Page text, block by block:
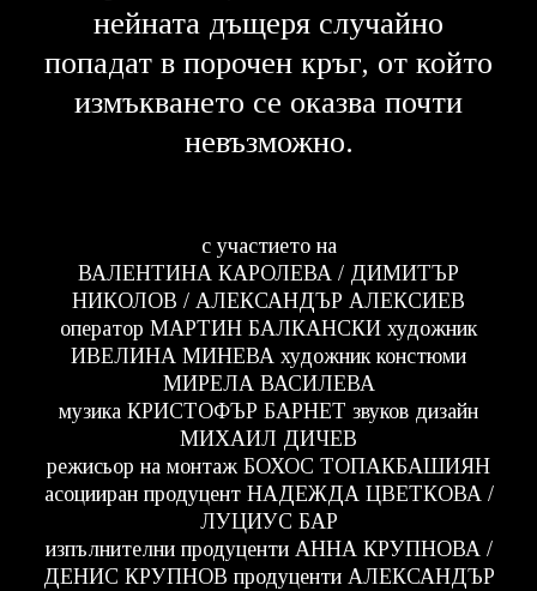
нейната дъщеря случайно
попадат в порочен кръг, от който
измъкването се оказва почти
невъзможно.
с участието на
ВАЛЕНТИНА КАРОЛЕВА / ДИМИТЪР
НИКОЛОВ / АЛЕКСАНДЪР АЛЕКСИЕВ
оператор МАРТИН БАЛКАНСКИ художник
ИВЕЛИНА МИНЕВА художник констюми
МИРЕЛА ВАСИЛЕВА
музика КРИСТОФЪР БАРНЕТ звуков дизайн
МИХАИЛ ДИЧЕВ
режисьор на монтаж БОХОС ТОПАКБАШИЯН
асоцииран продуцент НАДЕЖДА ЦВЕТКОВА /
ЛУЦИУС БАР
изпълнителни продуценти АННА КРУПНОВА /
ДЕНИС КРУПНОВ продуценти АЛЕКСАНДЪР